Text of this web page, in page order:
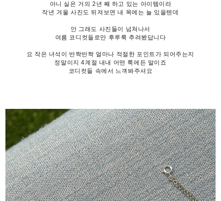
아니 실은 거의 2년 째 하고 있는 아이템이라
작년 겨울 사진도 뒤져보면 내 목에는 늘 있을텐데
안 그래도 사진들이 넘쳐나서
여름 코디컷들로만 후루룩 추려봤답니다
요 작은 녀석이 반짝반짝 얼마나 적절한 포인트가 되어주는지
정말이지 4계절 내내 어떤 룩에든 말이죠
코디컷들 속에서 느껴봐주셔요